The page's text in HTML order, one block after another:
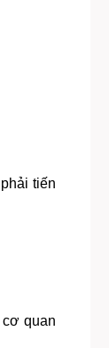
tiến
quan